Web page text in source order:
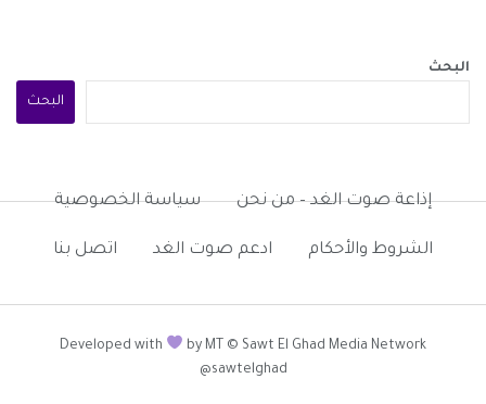
البحث
البحث
إذاعة صوت الغد – من نحن سياسة الخصوصية
الشروط والأحكام ادعم صوت الغد اتصل بنا
Developed with
by MT © Sawt El Ghad Media Network
@sawtelghad